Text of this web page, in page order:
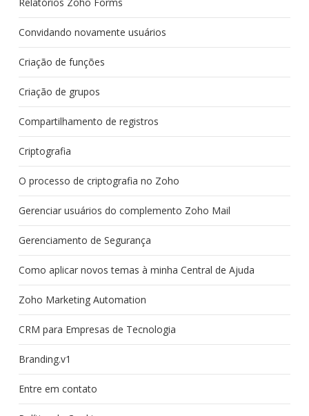
Convidando novamente usuários
Criação de funções
Criação de grupos
Compartilhamento de registros
Criptografia
O processo de criptografia no Zoho
Gerenciar usuários do complemento Zoho Mail
Gerenciamento de Segurança
Como aplicar novos temas à minha Central de Ajuda
Zoho Marketing Automation
CRM para Empresas de Tecnologia
Branding.v1
Entre em contato